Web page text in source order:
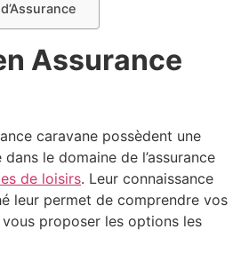
Assurance
caravane possèdent une
le domaine de l’assurance
de loisirs. Leur connaissance
leur permet de comprendre vos
proposer les options les